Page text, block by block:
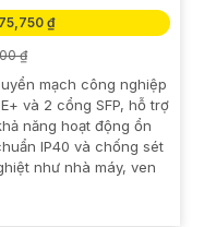
₫
₫
mạch công nghiệp
và 2 cổng SFP, hỗ trợ
năng hoạt động ổn
IP40 và chống sét
như nhà máy, ven